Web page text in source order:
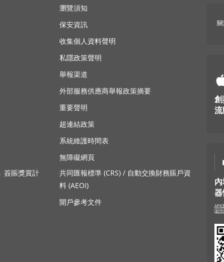
簽賬獎賞計
瀏覽須知
保安資訊
收集個人資料聲明
私隱政策聲明
舉報渠道
外部服務供應商舉報政策摘要
重要聲明
超連結政策
系統維護時間表
無障礙網頁
共同匯報標準 (CRS) / 自動交換財務賬戶資
料 (AEOI)
開戶參考文件
APK
(於